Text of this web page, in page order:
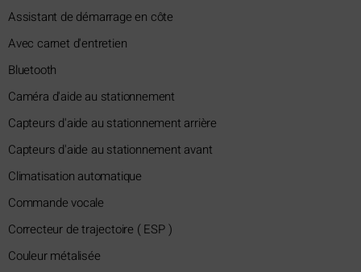
Assistant de démarrage en côte
Avec carnet d'entretien
Bluetooth
Caméra d'aide au stationnement
Capteurs d'aide au stationnement arrière
Capteurs d'aide au stationnement avant
Climatisation automatique
Commande vocale
Correcteur de trajectoire ( ESP )
Couleur métalisée